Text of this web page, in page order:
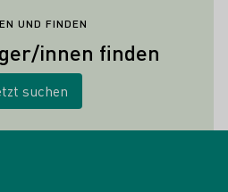
UND FINDEN
innen finden
suchen